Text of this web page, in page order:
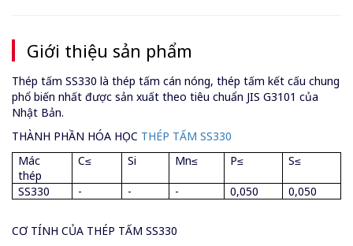
Giới thiệu sản phẩm
Thép tấm SS330 là thép tấm cán nóng, thép tấm kết cấu chung
phổ biến nhất được sản xuất theo tiêu chuẩn JIS G3101 của
Nhật Bản.
THÀNH PHẦN HÓA HỌC THÉP TẤM SS330
Mác
thép
C≤ Si Mn≤ P≤ S≤
SS330 - - - 0,050 0,050
CƠ TÍNH CỦA THÉP TẤM SS330